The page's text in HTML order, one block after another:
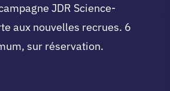
JDR Science-
aux nouvelles recrues. 6
sur réservation.